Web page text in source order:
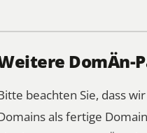
DomÄn-
beachten Sie, dass
als fertige